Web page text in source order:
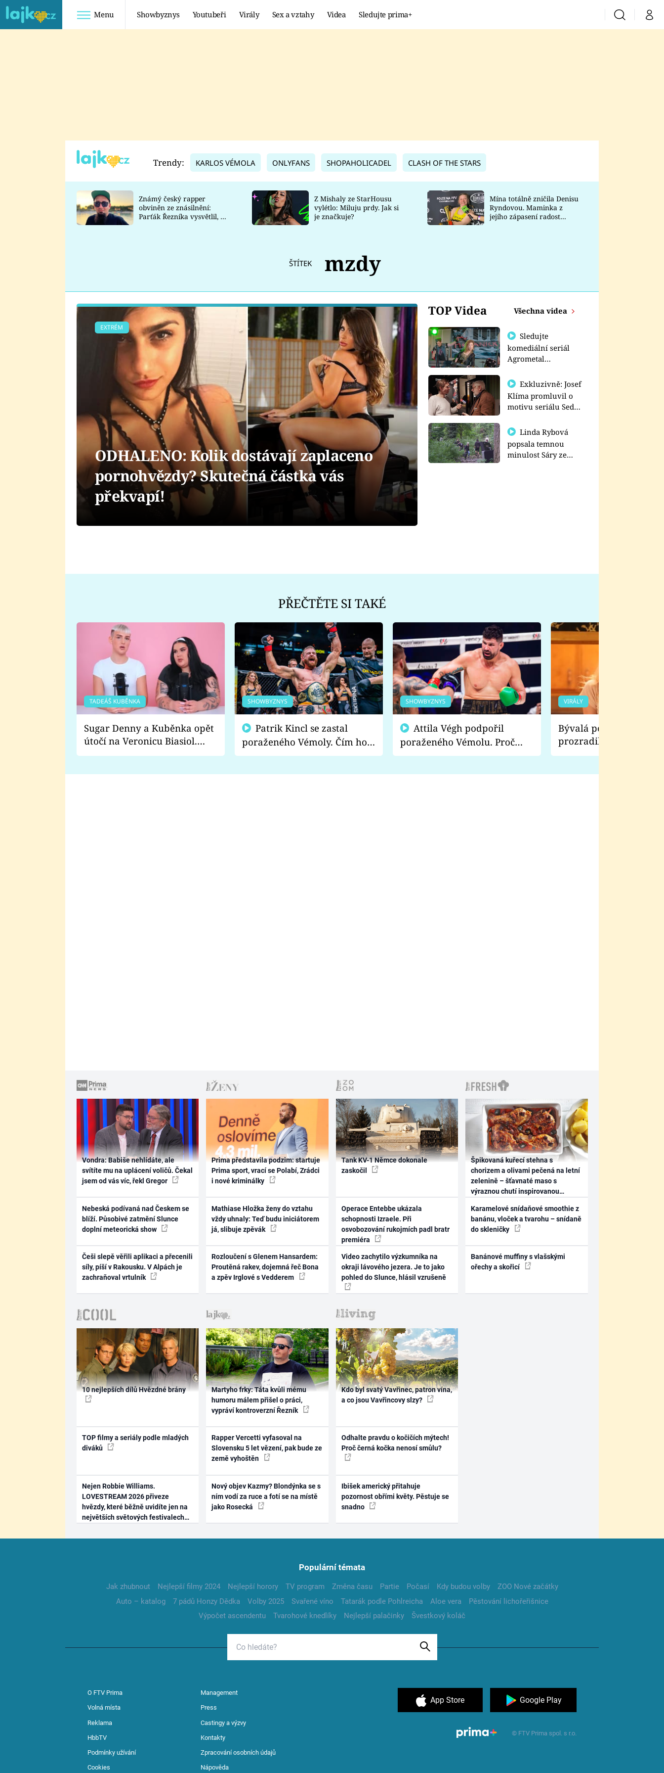
Menu Showbyznys Youtubeři Virály Sex a vztahy Videa Sledujte prima+ VyhledáváníMůj
TADEÁŠ KUBĚNKA
DATEL
Prima Lajk
Sledujte nás
Trendy: KARLOS VÉMOLA ONLYFANS SHOPAHOLICADEL CLASH OF THE STARS
Známý český rapper
obviněn ze znásilnění:
Parťák Řezníka vysvětlil, co
Z Mishaly ze StarHousu
vylétlo: Miluju prdy. Jak si
je značkuje?
Mína totálně zničila Denisu
Ryndovou. Maminka z
jejího zápasení radost
ŠTÍTEK mzdy
TOP Videa Všechna videa
Sledujte
komediální seriál
Agrometal
prima+
Exkluzivně: Josef
Klíma promluvil o
motivu seriálu Sedm
Linda Rybová
popsala temnou
minulost Sáry ze
EXTRÉM
ODHALENO: Kolik dostávají zaplaceno
pornohvězdy? Skutečná částka vás
překvapí!
PŘEČTĚTE SI TAKÉ
TADEÁŠ KUBĚNKA
Sugar Denny a Kuběnka opět
útočí na Veronicu Biasiol.
Proč je podle nich falešná a
SHOWBYZNYS
poraženého Vémoly. Čím ho
fanoušci naštvali?
SHOWBYZNYS
poraženého Vémolu. Proč
chce raději zápasit s ním než
VIRÁLY
Bývalá pornoherečka
prozradila, co ji
natáčení Euforie.
Vondra: Babiše nehlídáte, ale
svítíte mu na uplácení voličů. Čekal
jsem od vás víc, řekl Gregor
Nebeská podívaná nad Českem se
blíží. Působivé zatmění Slunce
doplní meteorická show
Češi slepě věřili aplikaci a přecenili
síly, píší v Rakousku. V Alpách je
zachraňoval vrtulník
Prima představila podzim: startuje
Prima sport, vrací se Polabí, Zrádci
i nové kriminálky
Mathiase Hložka ženy do vztahu
vždy uhnaly: Teď budu iniciátorem
já, slibuje zpěvák
Rozloučení s Glenem Hansardem:
Proutěná rakev, dojemná řeč Bona
a zpěv Irglové s Vedderem
Tank KV-1 Němce dokonale
zaskočil
Operace Entebbe ukázala
schopnosti Izraele. Při
osvobozování rukojmích padl bratr
premiéra
Video zachytilo výzkumníka na
okraji lávového jezera. Je to jako
pohled do Slunce, hlásil vzrušeně
Špikovaná kuřecí stehna s
chorizem a olivami pečená na letní
zelenině – šťavnaté maso s
výraznou chutí inspirovanou
Karamelové snídaňové smoothie z
banánu, vloček a tvarohu – snídaně
do skleničky
Banánové muffiny s vlašskými
ořechy a skořicí
10 nejlepších dílů Hvězdné brány
TOP filmy a seriály podle mladých
diváků
Nejen Robbie Williams.
LOVESTREAM 2026 přiveze
hvězdy, které běžně uvidíte jen na
největších světových festivalech
Martyho frky: Táta kvůli mému
humoru málem přišel o práci,
vypráví kontroverzní Řezník
Rapper Vercetti vyfasoval na
Slovensku 5 let vězení, pak bude ze
země vyhoštěn
Nový objev Kazmy? Blondýnka se s
ním vodí za ruce a fotí se na místě
jako Rosecká
Kdo byl svatý Vavřinec, patron vína,
a co jsou Vavřincovy slzy?
Odhalte pravdu o kočičích mýtech!
Proč černá kočka nenosí smůlu?
Ibišek americký přitahuje
pozornost obřími květy. Pěstuje se
snadno
Populární témata
Jak zhubnout Nejlepší filmy 2024 Nejlepší horory TV program Změna času Partie Počasí Kdy budou volby
ZOO Nové začátky
Auto – katalog
7 pádů Honzy Dědka Volby 2025 Svařené víno Tatarák podle Pohlreicha Aloe vera
Pěstování lichořeřišnice
Výpočet ascendentu
Tvarohové knedlíky Nejlepší palačinky Švestkový koláč
O FTV Prima Management
Volná místa Press
Reklama Castingy a výzvy
HbbTV Kontakty
Podmínky užívání Zpracování osobních údajů
Cookies Nápověda
App Store Google Play
© FTV Prima spol. s r.o.